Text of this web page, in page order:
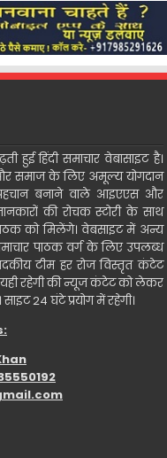
हुई हिंदी समाचार वेबासाइट है।
समाज के लिए अमूल्य योगदान
बनाने वाले आइएएस और
की रोचक स्टोरी के साथ
को मिलेंगे। वेबसाइट में अन्य
पाठक वर्ग के लिए उपलब्ध
टीम हर रोज विस्तृत कंटेट
रहेगी की न्यूज कंटेट को लेकर
24 घंटे प्रयोग में रहेगी।